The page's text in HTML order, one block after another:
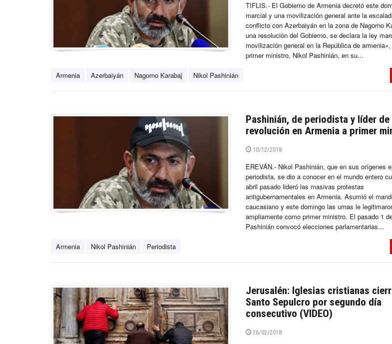
TIFLIS.- El Gobierno de Armenia decretó este
marcial y una movilización general ante la
conflicto con Azerbaiyán en la zona de Nagorno
una resolución del Gobierno, se declara la ley
movilización general en la República de
primer ministro, Nikol Pashinián, en su...
Armenia Azerbaiyán Nagorno Karabaj Nikol Pashinián
Pashinián, de periodista y líder de
revolución en Armenia a primer
10/12/2018
EREVÁN.- Nikol Pashinián, que en sus orígenes
periodista, se dio a conocer en el mundo entero
abril pasado lideró las masivas protestas
antigubernamentales en Armenia. Asumió el
caucasiano y este domingo las urnas le
ampliamente como primer ministro. El pasado 1
Pashinián convocó elecciones parlamentarias...
Armenia Nikol Pashinián Periodista
Jerusalén: Iglesias cristianas
Santo Sepulcro por segundo día
consecutivo (VIDEO)
26/02/2018